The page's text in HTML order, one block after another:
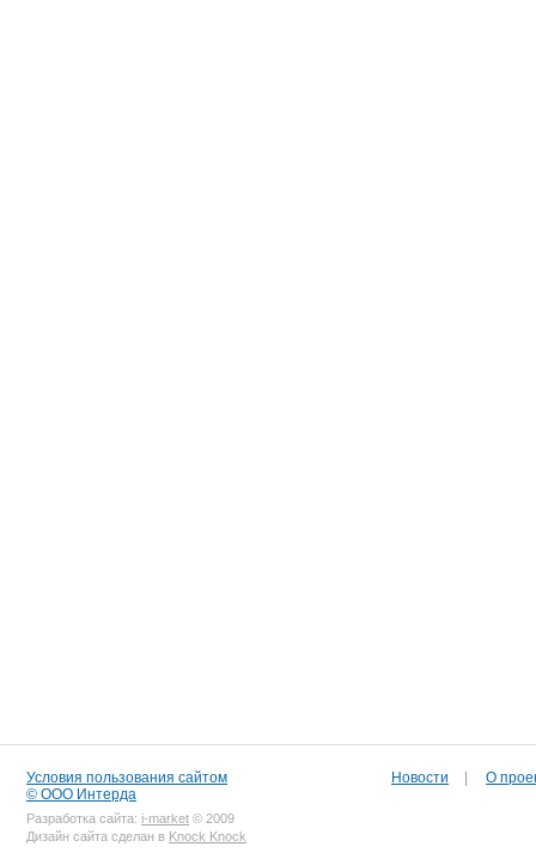
Условия пользования сайтом
© ООО Интерда
Разработка сайта: i-market © 2009
Дизайн сайта сделан в Knock Knock
Новости О